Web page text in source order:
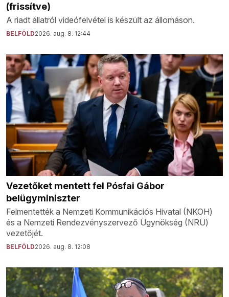
(frissítve)
A riadt állatról videófelvétel is készült az állomáson.
BELFÖLD2026. aug. 8. 12:44
Vezetőket mentett fel Pósfai Gábor
belügyminiszter
Felmentették a Nemzeti Kommunikációs Hivatal (NKOH)
és a Nemzeti Rendezvényszervező Ügynökség (NRÜ)
vezetőjét.
BELFÖLD2026. aug. 8. 12:08